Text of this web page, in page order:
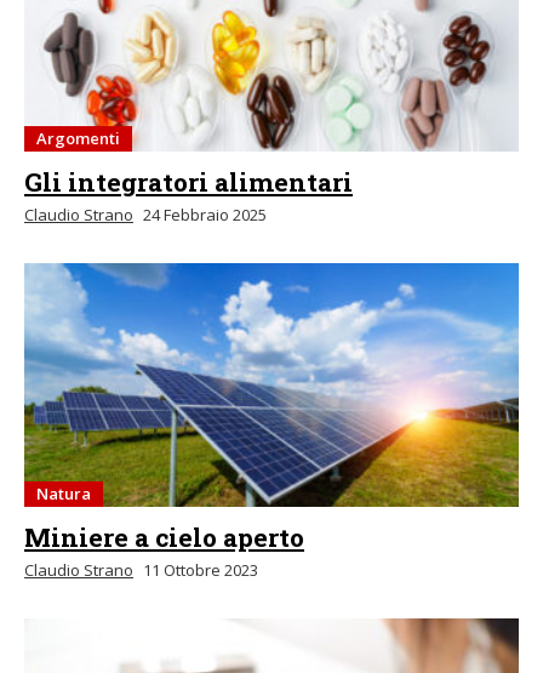
Argomenti
Gli integratori alimentari
Claudio Strano 24 Febbraio 2025
Natura
Miniere a cielo aperto
Claudio Strano 11 Ottobre 2023